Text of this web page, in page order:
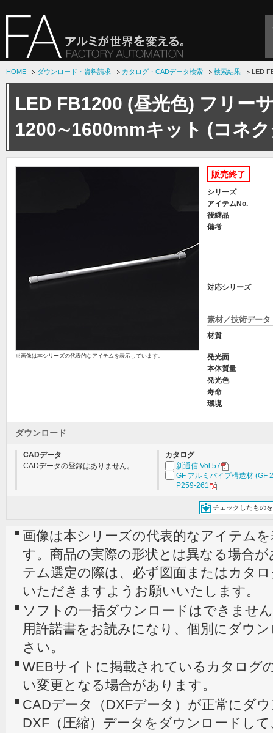
HOME ダウンロード・資料請求 カタログ・CADデータ検索 検索結果 LED
LED FB1200 (昼光色) フリー
1200∼1600mmキット (コネ
※画像は本シリーズの代表的なアイテムを表示しています。
販売終了
シリーズ
アイテムNo.
後継品
備考
対応シリーズ
素材／技術データ
材質
発光面
本体質量
発光色
寿命
環境
ダウンロード
CADデータ
CADデータの登録はありません。
カタログ
新通信 Vol.57
GF アルミパイプ構造材 (GF
P259-261
チェックしたもの
画像は本シリーズの代表的なアイテム
す。商品の実際の形状とは異なる場合
テム選定の際は、必ず図面またはカタ
いただきますようお願いいたします。
ソフトの一括ダウンロードはできませ
用許諾書をお読みになり、個別にダウ
さい。
WEBサイトに掲載されているカタログ
い変更となる場合があります。
CADデータ（DXFデータ）が正常にダ
DXF（圧縮）データをダウンロードし